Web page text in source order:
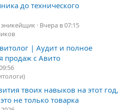
до технического
эникейщик Вчера в 07:15
| Аудит и полное
продаж с Авито
твоих навыков на этот год,
не только товарка